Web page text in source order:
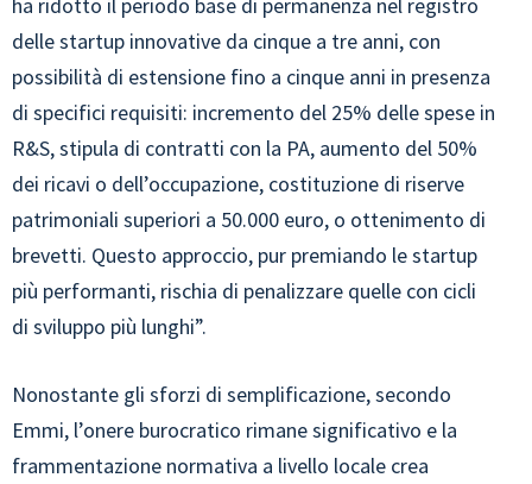
ha ridotto il periodo base di permanenza nel registro
delle startup innovative da cinque a tre anni, con
possibilità di estensione fino a cinque anni in presenza
di specifici requisiti: incremento del 25% delle spese in
R&S, stipula di contratti con la PA, aumento del 50%
dei ricavi o dell’occupazione, costituzione di riserve
patrimoniali superiori a 50.000 euro, o ottenimento di
brevetti. Questo approccio, pur premiando le startup
più performanti, rischia di penalizzare quelle con cicli
di sviluppo più lunghi”.
Nonostante gli sforzi di semplificazione, secondo
Emmi, l’onere burocratico rimane significativo e la
frammentazione normativa a livello locale crea